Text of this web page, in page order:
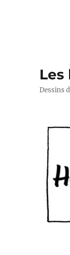
Les
Dessins